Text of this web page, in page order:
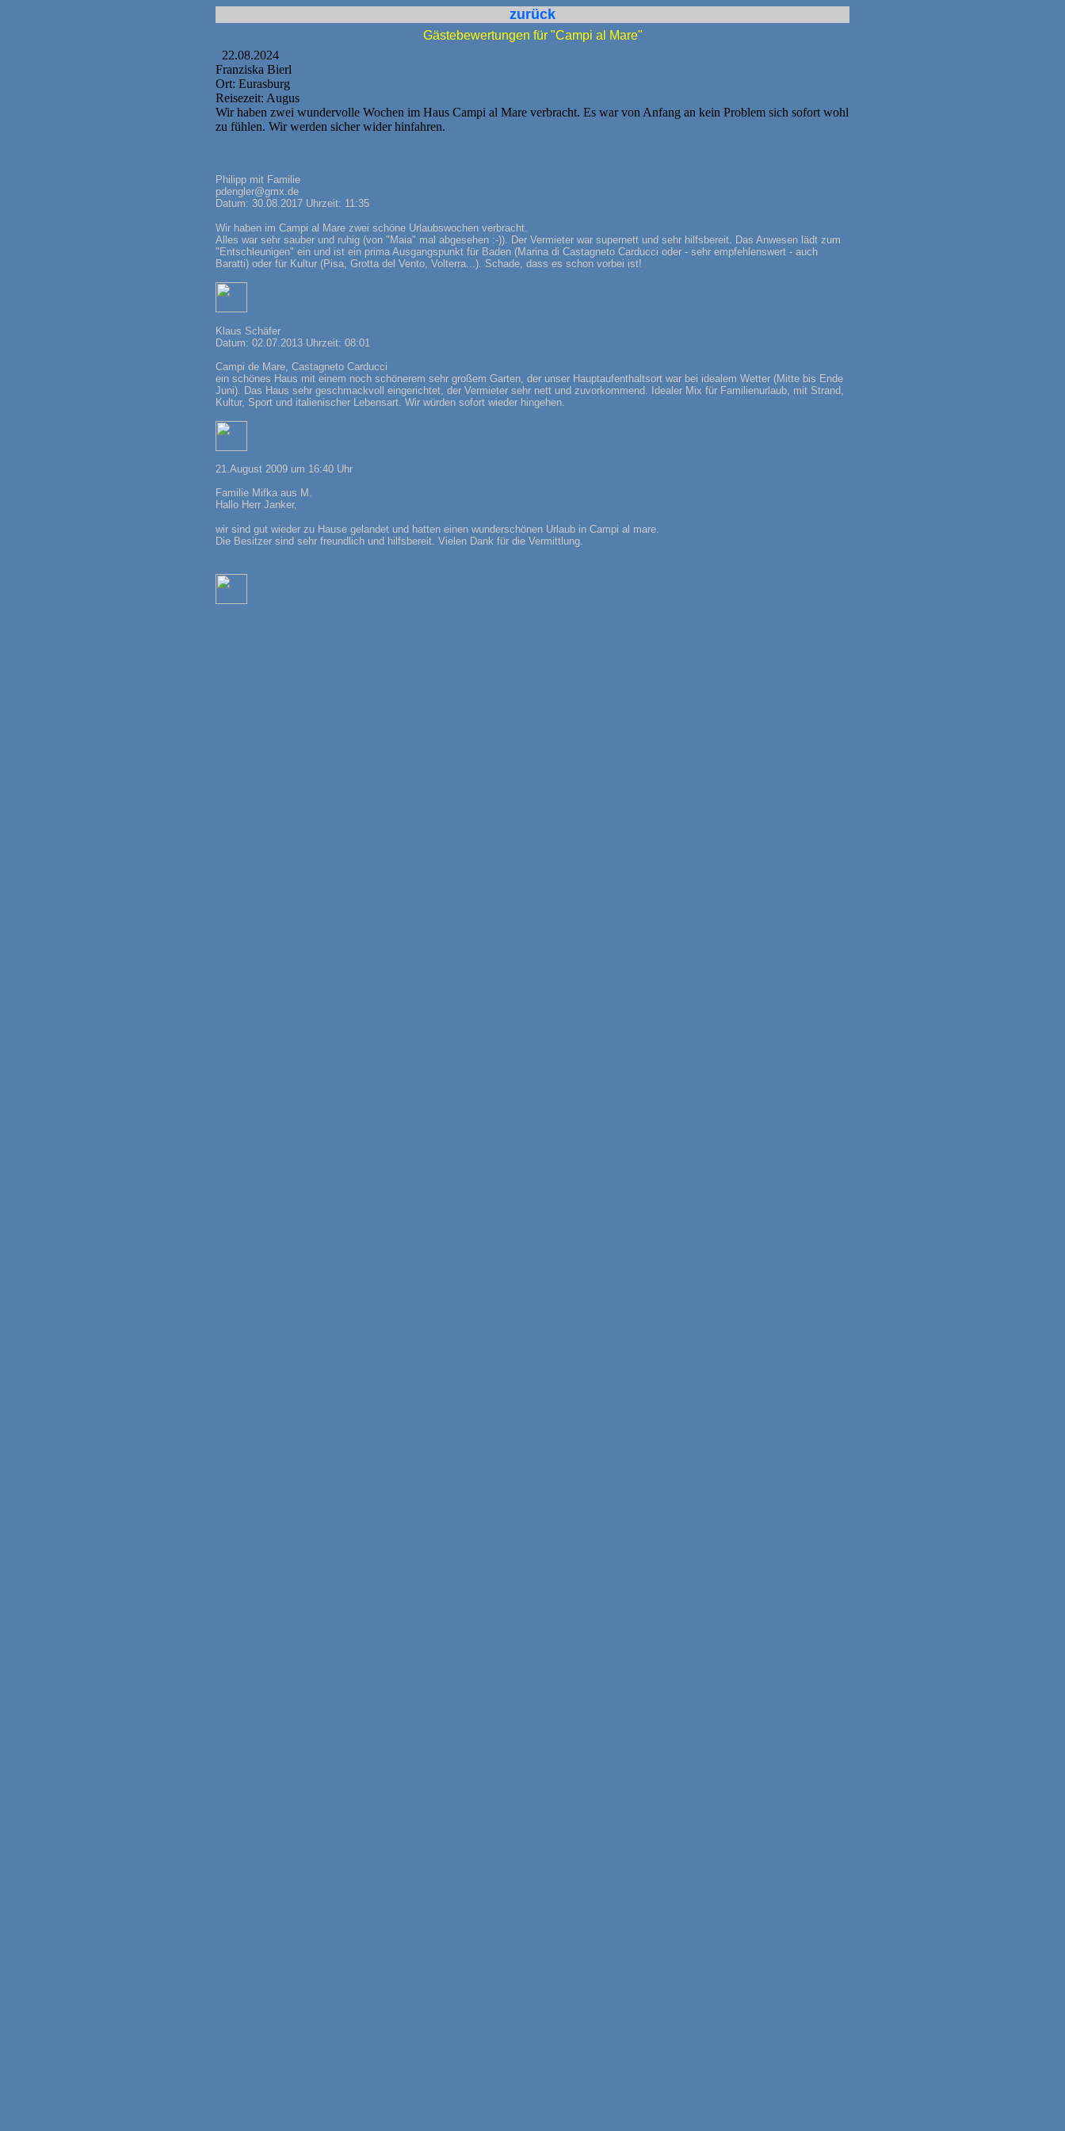
zurück
Gästebewertungen für "Campi al Mare"
22.08.2024
Franziska Bierl
Ort: Eurasburg
Reisezeit: Augus
Wir haben zwei wundervolle Wochen im Haus Campi al Mare verbracht. Es war von Anfang an kein Problem sich sofort wohl
zu fühlen. Wir werden sicher wider hinfahren.
Philipp mit Familie
pdengler@gmx.de
Datum: 30.08.2017 Uhrzeit: 11:35
Wir haben im Campi al Mare zwei schöne Urlaubswochen verbracht.
Alles war sehr sauber und ruhig (von "Maia" mal abgesehen :-)). Der Vermieter war supernett und sehr hilfsbereit. Das Anwesen lädt zum
"Entschleunigen" ein und ist ein prima Ausgangspunkt für Baden (Marina di Castagneto Carducci oder - sehr empfehlenswert - auch
Baratti) oder für Kultur (Pisa, Grotta del Vento, Volterra...). Schade, dass es schon vorbei ist!
Klaus Schäfer
Datum: 02.07.2013 Uhrzeit: 08:01
Campi de Mare, Castagneto Carducci
ein schönes Haus mit einem noch schönerem sehr großem Garten, der unser Hauptaufenthaltsort war bei idealem Wetter (Mitte bis Ende
Juni). Das Haus sehr geschmackvoll eingerichtet, der Vermieter sehr nett und zuvorkommend. Idealer Mix für Familienurlaub, mit Strand,
Kultur, Sport und italienischer Lebensart. Wir würden sofort wieder hingehen.
21.August 2009 um 16:40 Uhr
Familie Mifka aus M.
Hallo Herr Janker,
wir sind gut wieder zu Hause gelandet und hatten einen wunderschönen Urlaub in Campi al mare.
Die Besitzer sind sehr freundlich und hilfsbereit. Vielen Dank für die Vermittlung.